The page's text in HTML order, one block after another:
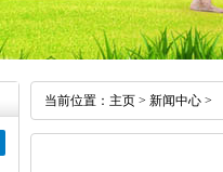
当前位置： 主页 > 新闻中心 >